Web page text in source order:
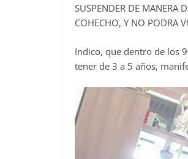
SUSPENDER DE MANERA
COHECHO, Y NO PODRA
Indico, que dentro de los
tener de 3 a 5 años,